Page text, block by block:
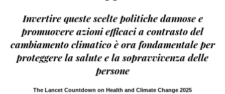
Invertire queste scelte politiche dannose e
promuovere azioni efficaci a contrasto del
cambiamento climatico è ora fondamentale per
proteggere la salute e la sopravvivenza delle
persone
The Lancet Countdown on Health and Climate Change 2025